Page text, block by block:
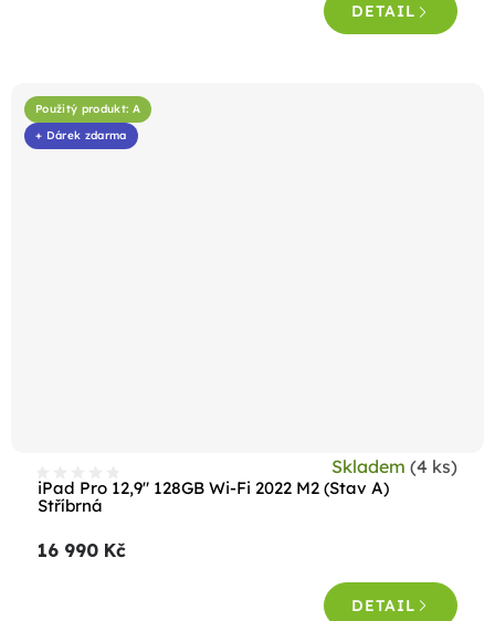
DETAIL
Použitý produkt: A
+ Dárek zdarma
iPad Pro 12,9" 128GB Wi-Fi 2022 M2 (Stav A)
Stříbrná
Skladem (4 ks)
16 990 Kč
DETAIL